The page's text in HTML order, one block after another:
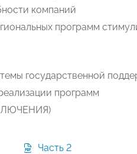
компаний
программ
государственной
программ
Часть 2